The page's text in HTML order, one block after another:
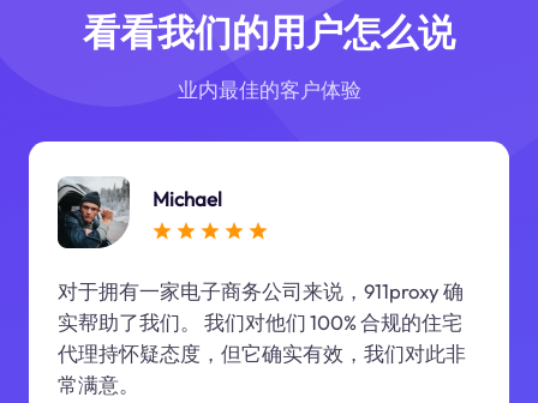
看看我们的用户怎么说
业内最佳的客户体验
Michael
对于拥有一家电子商务公司来说，911proxy 确
实帮助了我们。 我们对他们 100% 合规的住宅
代理持怀疑态度，但它确实有效，我们对此非
常满意。